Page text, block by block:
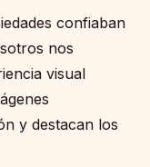
confiaban
nos
visual
y destacan los